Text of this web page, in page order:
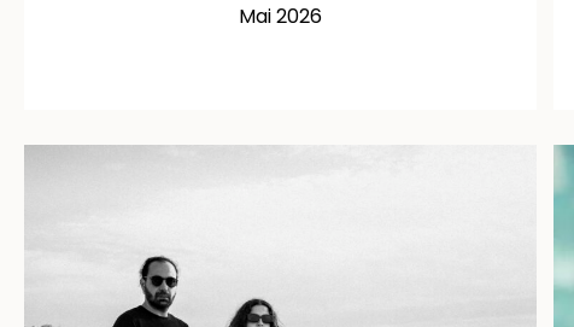
Mai 2026